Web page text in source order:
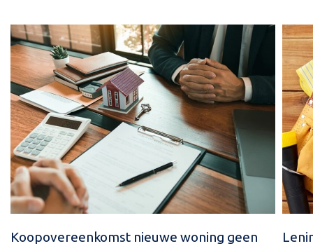
Koopovereenkomst nieuwe woning geen